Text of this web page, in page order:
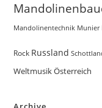
Mandolinentechnik Munier
Rock Russland
WeltmusikÖsterreich